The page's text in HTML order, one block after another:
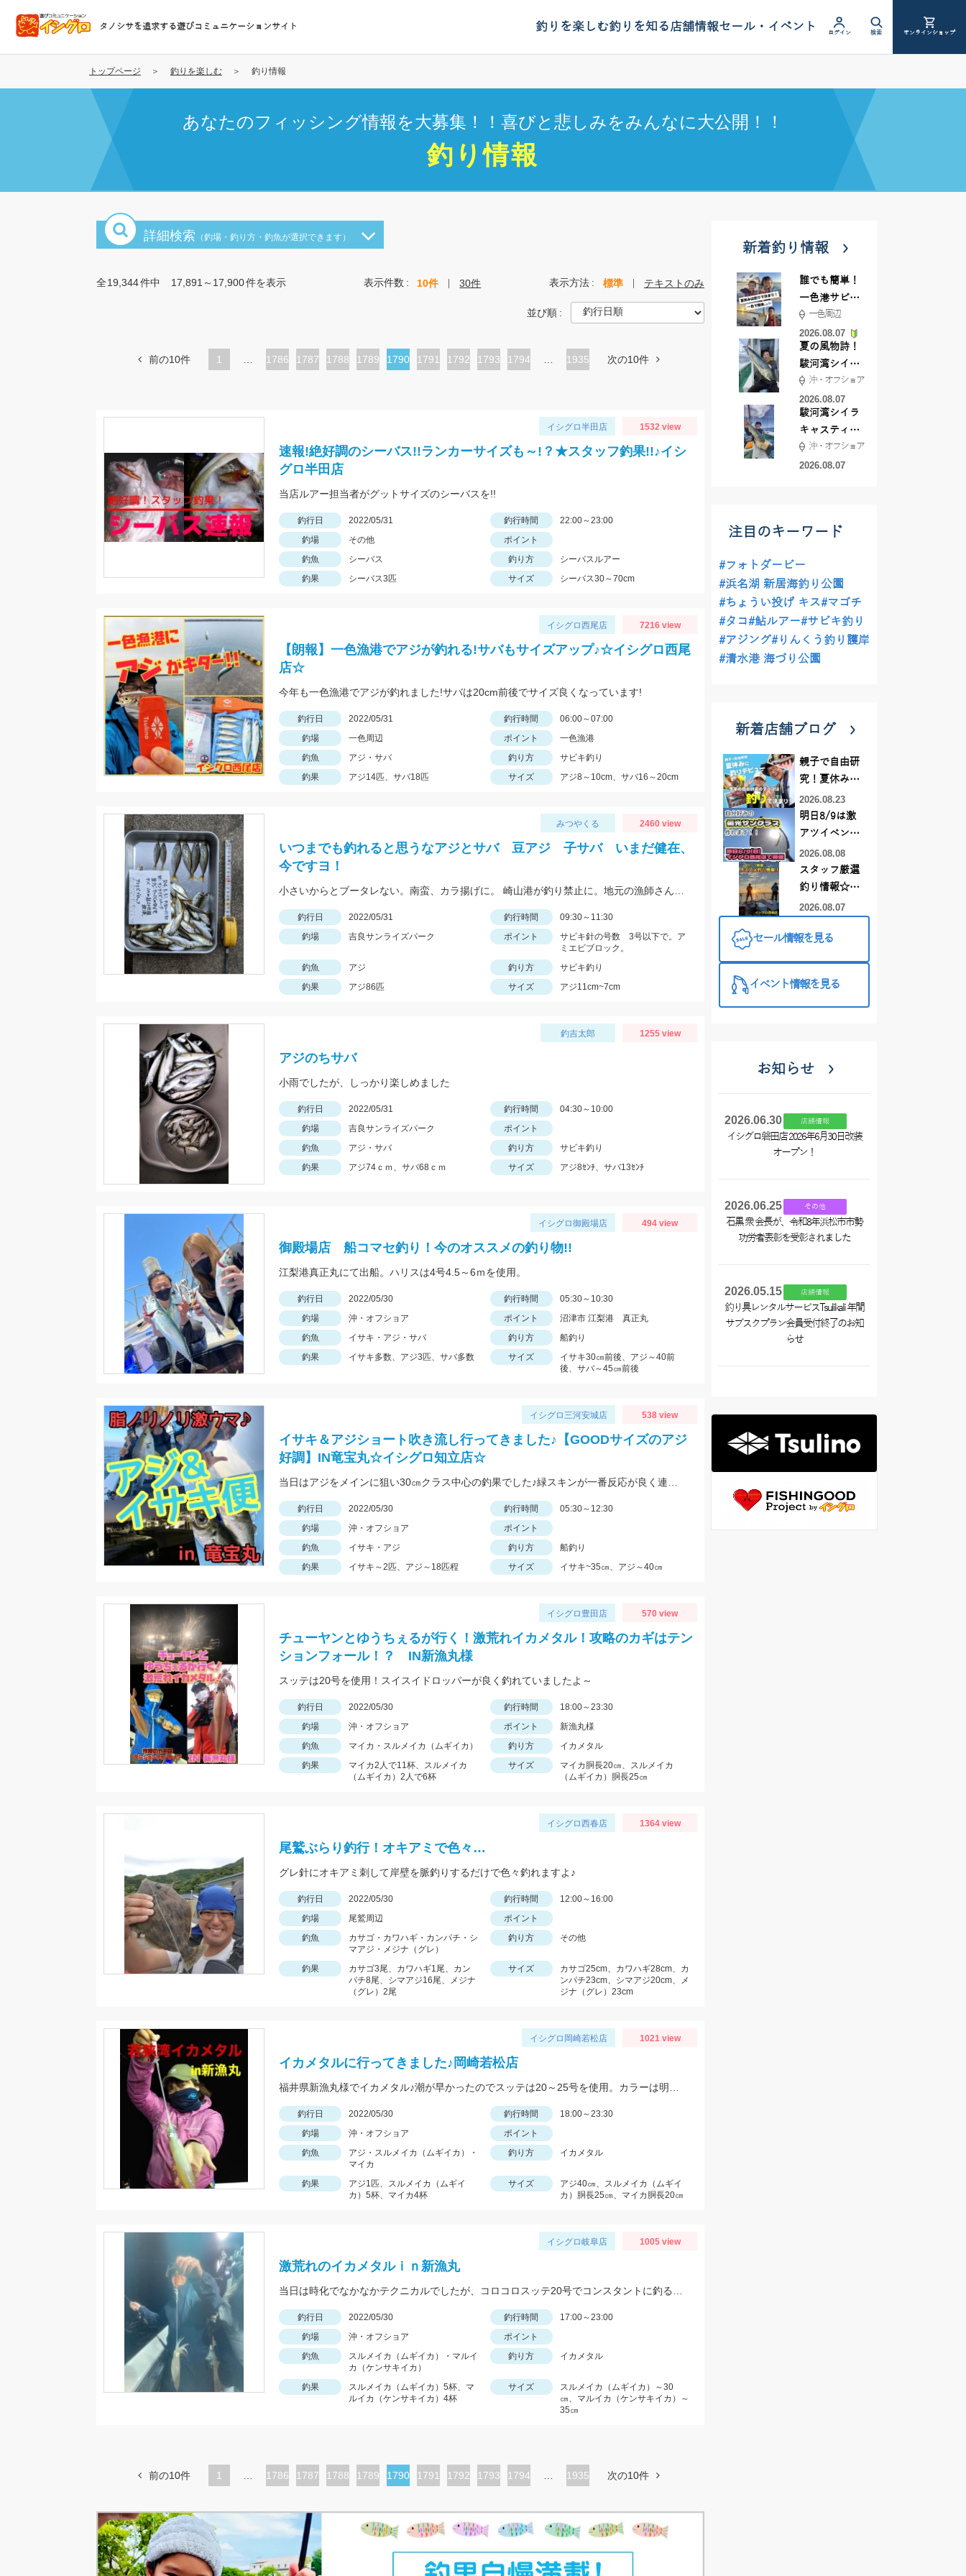
コ
テ
タノシサを追求する遊びコミュニケーションサイト 釣りを楽しむ釣りを知る店舗情報セール・イベント ログイン 検索 オンラインショップ
トップページ 釣りを楽しむ 釣り情報
あなたのフィッシング情報を大募集！！喜びと悲しみをみんなに大公開！！
釣り情報
詳細検索 （釣場・釣り方・釣魚が選択できます）
全19,344件中 17,891～17,900件を表示 表示件数 10件 30件 表示方法 標準 テキストのみ
並び順
前の10件 1
ペ
1786
ペ
1787
ペ
1788
ペ
1789
カ
ペ
ジ
1790
ペ
1791
ペ
1792
ペ
1793
ペ
1794 1935 次の10件
イシグロ半田店 1532 view
速報!絶好調のシーバス!!ランカーサイズも～!？★スタッフ釣果!!♪イシ
グロ半田店
当店ルアー担当者がグットサイズのシーバスを!!
釣行日 2022/05/31 釣行時間
22:00～23:00
釣場
その他
ポイント
釣魚
シーバス 釣り方
シーバスルアー
釣果
シーバス3匹 サイズ シーバス30～70cm
イシグロ西尾店 7216 view
【朗報】一色漁港でアジが釣れる!サバもサイズアップ♪☆イシグロ西尾
店☆
今年も一色漁港でアジが釣れました!サバは20cm前後でサイズ良くなっています!
釣行日 2022/05/31 釣行時間
06:00～07:00
釣場
一色周辺 ポイント
一色漁港
釣魚
アジ・サバ 釣り方
サビキ釣り
釣果
アジ14匹、サバ18匹 サイズ アジ8～10cm、サバ16～20cm
みつやくる 2460 view
いつまでも釣れると思うなアジとサバ 豆アジ 子サバ いまだ健在、
今ですヨ！
釣行日 2022/05/31 釣行時間
09:30～11:30
釣場
吉良サンライズパーク ポイント
サビキ針の号数 3号以下で。ア
ミエビブロック。
釣魚
アジ 釣り方
サビキ釣り
釣果
アジ86匹 サイズ アジ11cm~7cm
釣吉太郎 1255 view
アジのちサバ
小雨でしたが、しっかり楽しめました
釣行日 2022/05/31 釣行時間
04:30～10:00
釣場
吉良サンライズパーク
ポイント
釣魚
アジ・サバ 釣り方
サビキ釣り
釣果
アジ74ｃｍ、サバ68ｃｍ サイズ アジ8ｾﾝﾁ、サバ13ｾﾝﾁ
イシグロ御殿場店 494 view
御殿場店 船コマセ釣り！今のオススメの釣り物!!
江梨港真正丸にて出船。ハリスは4号4.5～6ｍを使用。
釣行日 2022/05/30 釣行時間
05:30～10:30
釣場
沖・オフショア ポイント
沼津市 江梨港 真正丸
釣魚
イサキ・アジ・サバ 釣り方
船釣り
釣果
イサキ多数、アジ3匹、サバ多数 サイズ
イサキ30㎝前後、アジ～40前
後、サバ～45㎝前後
イシグロ三河安城店 538 view
イサキ＆アジショート吹き流し行ってきました♪【GOODサイズのアジ
好調】IN竜宝丸☆イシグロ知立店☆
釣行日 2022/05/30 釣行時間
05:30～12:30
釣場
沖・オフショア
ポイント
釣魚
イサキ・アジ 釣り方
船釣り
釣果
イサキ～2匹、アジ～18匹程 サイズ イサキ~35㎝、アジ～40㎝
イシグロ豊田店 570 view
チューヤンとゆうちぇるが行く！激荒れイカメタル！攻略のカギはテン
ションフォール！？ IN新漁丸様
スッテは20号を使用！スイスイドロッパーが良く釣れていましたよ～
釣行日 2022/05/30 釣行時間
18:00～23:30
釣場
沖・オフショア ポイント
新漁丸様
釣魚
マイカ・スルメイカ（ムギイカ） 釣り方
イカメタル
釣果
マイカ2人で11杯、スルメイカ
（ムギイカ）2人で6杯
サイズ
マイカ胴長20㎝、スルメイカ
（ムギイカ）胴長25㎝
イシグロ西春店 1364 view
尾鷲ぶらり釣行！オキアミで色々…
グレ針にオキアミ刺して岸壁を脈釣りするだけで色々釣れますよ♪
釣行日 2022/05/30 釣行時間
12:00～16:00
釣場
尾鷲周辺
ポイント
釣魚
カサゴ・カワハギ・カンパチ・シ
マアジ・メジナ（グレ）
釣り方 その他
釣果
カサゴ3尾、カワハギ1尾、カン
パチ8尾、シマアジ16尾、メジナ
（グレ）2尾
サイズ
カサゴ25cm、カワハギ28cm、カ
ンパチ23cm、シマアジ20cm、メ
ジナ（グレ）23cm
イシグロ岡崎若松店 1021 view
イカメタルに行ってきました♪岡崎若松店
釣行日 2022/05/30 釣行時間
18:00～23:30
釣場
沖・オフショア
ポイント
釣魚
アジ・スルメイカ（ムギイカ）・
マイカ
釣り方 イカメタル
釣果
アジ1匹、スルメイカ（ムギイ
カ）5杯、マイカ4杯
サイズ
アジ40㎝、スルメイカ（ムギイ
カ）胴長25㎝、マイカ胴長20㎝
イシグロ岐阜店 1005 view
激荒れのイカメタルｉｎ新漁丸
釣行日 2022/05/30 釣行時間
17:00～23:00
釣場
沖・オフショア
ポイント
釣魚
スルメイカ（ムギイカ）・マルイ
カ（ケンサキイカ）
釣り方 イカメタル
釣果
スルメイカ（ムギイカ）5杯、マ
ルイカ（ケンサキイカ）4杯
サイズ
スルメイカ（ムギイカ）～30
㎝、マルイカ（ケンサキイカ）～
35㎝
前の10件 1
ペ
1786
ペ
ジ
1787
ペ
1788
ペ
1789
カ
ト
1790
ペ
1791
ペ
1792
ペ
1793
ペ
1794 1935 次の10件
新着釣り情報
誰でも簡単！
一色港サビキ
＆ちょい投げ
一色周辺
2026.08.07
夏の風物詩！
駿河湾シイラ
キャスティン
グ行ってきま
した！！
沖・オフショア
2026.08.07
駿河湾シイラ
キャスティン
グ行ってきま
した！
沖・オフショア
2026.08.07
注目のキーワード
#フォトダービー
#浜名湖 新居海釣り公園
#ちょうい投げ キス#マゴチ
#タコ#鮎ルアー#サビキ釣り
#アジング#りんくう釣り護岸
#清水港 海づり公園
新着店舗ブログ
親子で自由研
究！夏休みに
釣りデビュー
2026.08.23
明日8/9は激
アツイベント
日！！！～オ
ーダー偏光グ
ラス受注会～
2026.08.08
スタッフ厳選
釣り情報☆彡
連休は何釣り
♪【イシグロ
2026.08.07
セール情報を見る
イベント情報を見る
お知らせ
2026.06.30 店舗情報
イシグロ磐田店 2026年6月30日改装
オープン！
2026.06.25 その他
石黒 衆 会長が、令和8年浜松市市勢
功労者表彰を受彰されました
2026.05.15 店舗情報
釣り具レンタルサービスTsulikali 年間
サブスクプラン会員受付終了のお知
らせ